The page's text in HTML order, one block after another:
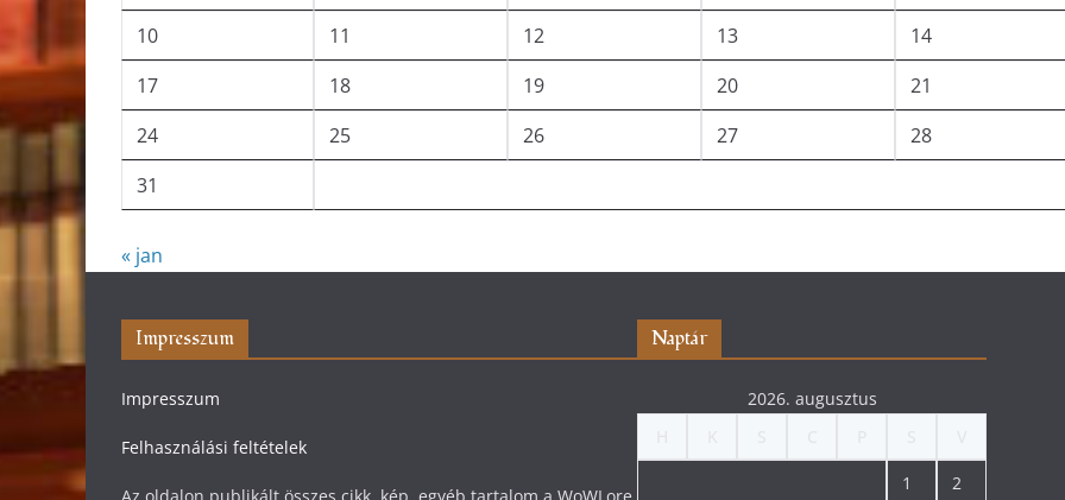
10
11 12 13 14
17
18 19 20 21
24
25 26 27 28
31
« jan
Impresszum
Impresszum
Felhasználási feltételek
Naptár
2026. augusztus
1 2